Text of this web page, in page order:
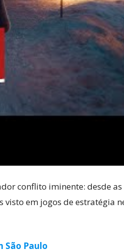
conflito iminente: desde
em jogos de estratégia
São Paulo